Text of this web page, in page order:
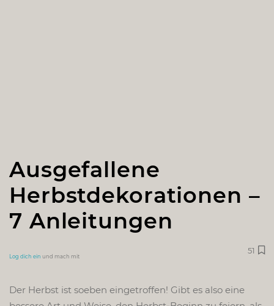
Ausgefallene
Herbstdekorationen –
7 Anleitungen
Log dich ein und mach mit
51
Der Herbst ist soeben eingetroffen! Gibt es also eine